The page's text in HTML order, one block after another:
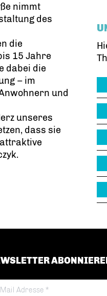
nimmt
des
die
15 Jahre
dabei die
– im
und
unseres
dass sie